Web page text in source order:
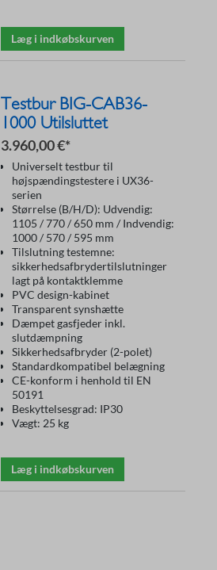
Læg i indkøbskurven
Testbur BIG-CAB36-
1000 Utilsluttet
3.960,00 €*
Universelt testbur til
højspændingstestere i UX36-
serien
Størrelse (B/H/D): Udvendig:
1105 / 770 / 650 mm / Indvendig:
1000 / 570 / 595 mm
Tilslutning testemne:
sikkerhedsafbrydertilslutninger
lagt på kontaktklemme
PVC design-kabinet
Transparent synshætte
Dæmpet gasfjeder inkl.
slutdæmpning
Sikkerhedsafbryder (2-polet)
Standardkompatibel belægning
CE-konform i henhold til EN
50191
Beskyttelsesgrad: IP30
Vægt: 25 kg
Læg i indkøbskurven